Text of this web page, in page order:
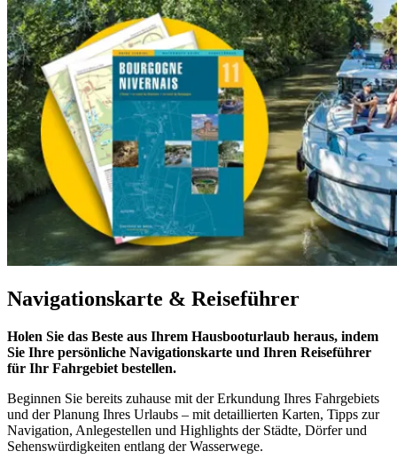
Navigationskarte & Reiseführer
Holen Sie das Beste aus Ihrem Hausbooturlaub heraus, indem
Sie Ihre persönliche Navigationskarte und Ihren Reiseführer
für Ihr Fahrgebiet bestellen.
Beginnen Sie bereits zuhause mit der Erkundung Ihres Fahrgebiets
und der Planung Ihres Urlaubs – mit detaillierten Karten, Tipps zur
Navigation, Anlegestellen und Highlights der Städte, Dörfer und
Sehenswürdigkeiten entlang der Wasserwege.